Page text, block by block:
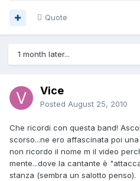
Quote
1 month later...
Vice
Posted August 25, 2010
Che ricordi con questa band!
scorso...ne ero affascinata poi
non ricordo il nome m il video
mente...dove la cantante è
stanza (sembra un salotto penso).